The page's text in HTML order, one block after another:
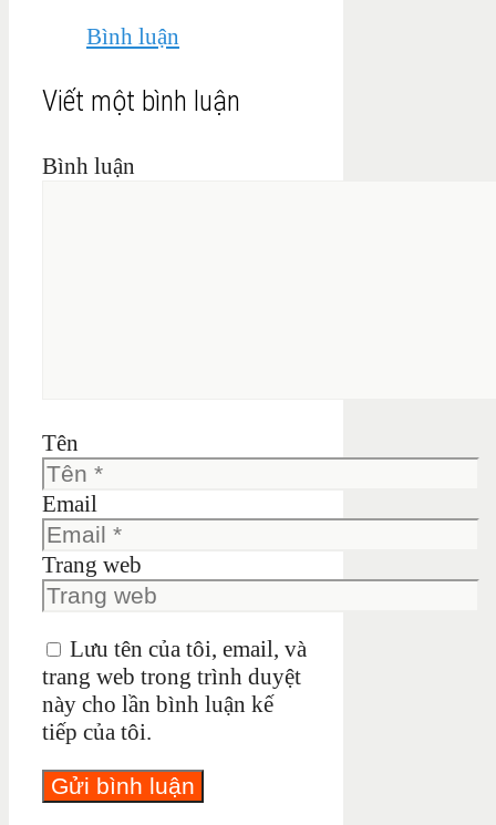
Bình luận
Viết một bình luận
Bình luận
Tên
Email
Trang web
Lưu tên của tôi, email, và
trang web trong trình duyệt
này cho lần bình luận kế
tiếp của tôi.